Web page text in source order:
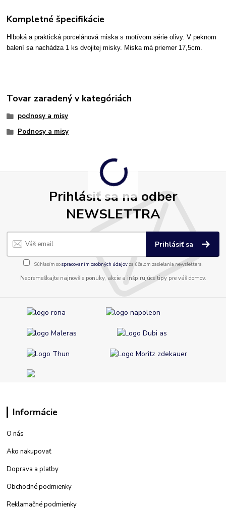
Kompletné špecifikácie
Hlboká a praktická porcelánová miska s motívom série olivy. V peknom
balení sa nachádza 1 ks dvojitej misky. Miska má priemer 17,5cm.
Tovar zaradený v kategóriách
podnosy a misy
Podnosy a misy
Prihlásiť sa na odber
NEWSLETTRA
Prihlásiť sa
Súhlasím sospracovaním osobných údajov za účelom zasielania newslettera.
Nepremeškajte najnovšie ponuky, akcie a inšpirujúce tipy pre váš domov.
Informácie
O nás
Ako nakupovať
Doprava a platby
Obchodné podmienky
Reklamačné podmienky